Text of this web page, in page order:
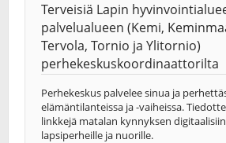
Terveisiä Lapin
palvelualueen (Kemi,
Tervola, Tornio ja Ylitornio)
perhekeskuskoordinaattorilta
Perhekeskus palvelee sinua ja
elämäntilanteissa ja -vaiheissa.
linkkejä matalan kynnyksen
lapsiperheille ja nuorille.